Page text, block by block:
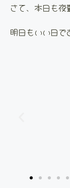
さて、本日も
明日もいい日で